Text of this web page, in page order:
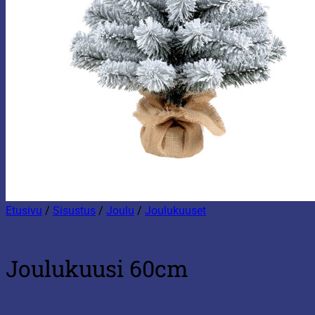
Etusivu / Sisustus / Joulu / Joulukuuset
Joulukuusi 60cm